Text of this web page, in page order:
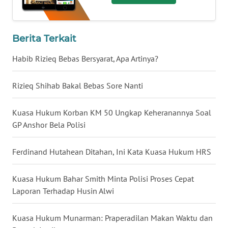
Berita Terkait
Habib Rizieq Bebas Bersyarat, Apa Artinya?
Rizieq Shihab Bakal Bebas Sore Nanti
Kuasa Hukum Korban KM 50 Ungkap Keheranannya Soal
GP Anshor Bela Polisi
Ferdinand Hutahean Ditahan, Ini Kata Kuasa Hukum HRS
Kuasa Hukum Bahar Smith Minta Polisi Proses Cepat
Laporan Terhadap Husin Alwi
Kuasa Hukum Munarman: Praperadilan Makan Waktu dan
WN
SUMBAR
WN
SUMSEL
WN
BENGKULU
WN
LAMPUNG
WN
JATENG